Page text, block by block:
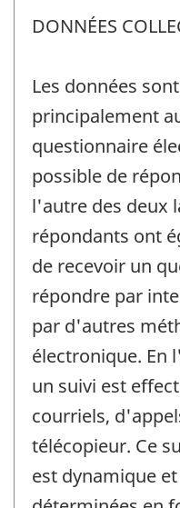
DONNÉES
Les données
principalement
questionnaire
possible de
l'autre des deux
répondants ont
de recevoir un
répondre par
par d'autres
électronique. En
un suivi est
courriels,
télécopieur. Ce
est dynamique